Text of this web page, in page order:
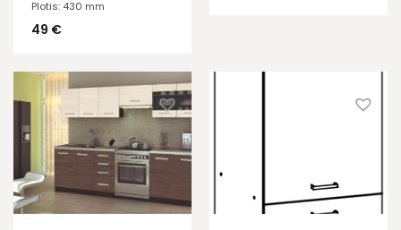
Plotis: 430 mm
49 €